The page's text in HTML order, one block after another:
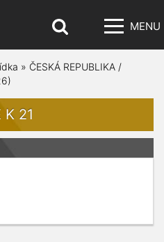
MENU
» ČESKÁ REPUBLIKA /
K 21